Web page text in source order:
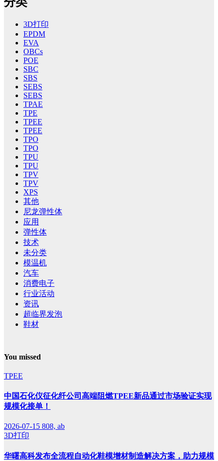
3D打印
EPDM
EVA
OBCs
POE
SBC
SBS
SEBS
SEBS
TPAE
TPE
TPEE
TPEE
TPO
TPO
TPU
TPU
TPV
TPV
XPS
其他
尼龙弹性体
应用
弹性体
技术
未分类
模温机
汽车
消费电子
行业活动
资讯
超临界发泡
鞋材
You missed
TPEE
中国石化仪征化纤公司高端阻燃TPEE新品通过市场验证实现
规模化接单！
2026-07-15 808, ab
3D打印
华曙高科发布全流程自动化鞋模增材制造解决方案，助力规模